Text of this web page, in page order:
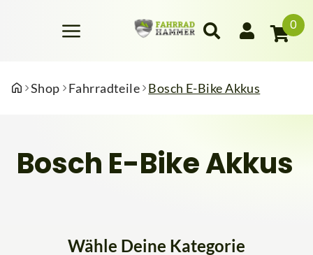
0
Shop Fahrradteile Bosch E-Bike Akkus
Bosch E-Bike Akkus
Wähle Deine Kategorie